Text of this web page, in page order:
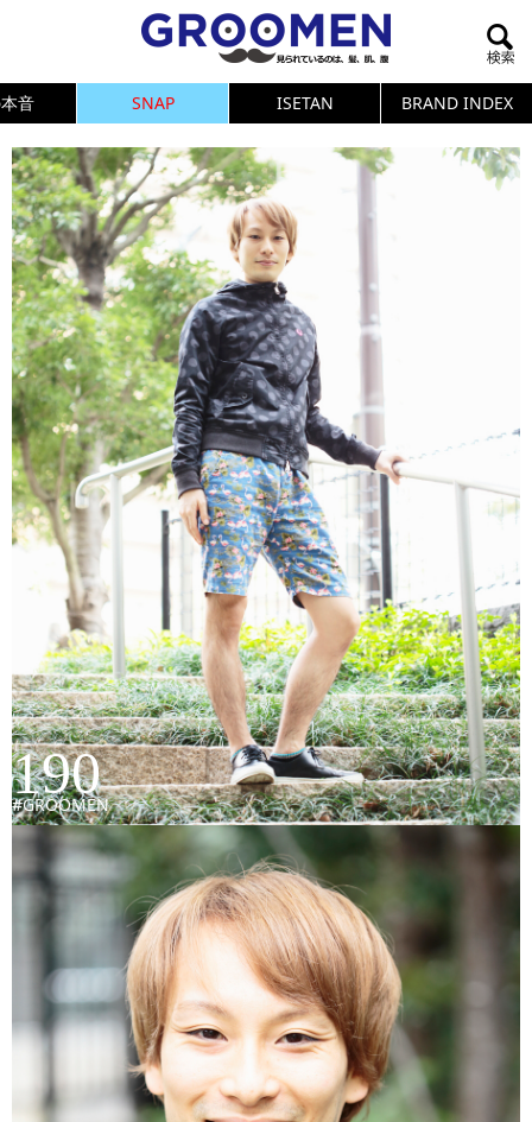
音 SNAP ISETAN BRAND INDEX
190
#GROOMEN